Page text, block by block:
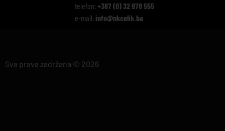
telefon: +387 (0) 32 978 555
e-mail: info@nkcelik.ba
Sva prava zadržana © 2026